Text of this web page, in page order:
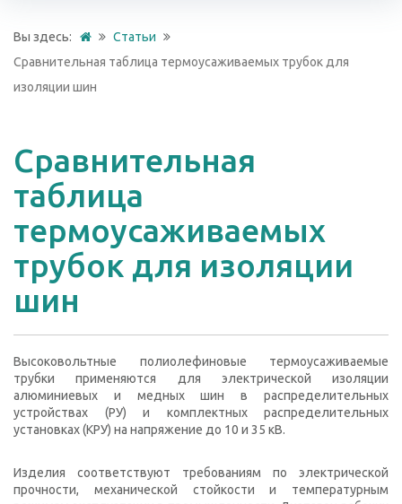
Вы здесь:
Статьи
Сравнительная таблица термоусаживаемых трубок для
изоляции шин
Сравнительная
таблица
термоусаживаемых
трубок для изоляции
шин
Высоковольтные полиолефиновые термоусаживаемые
трубки применяются для электрической изоляции
алюминиевых и медных шин в распределительных
устройствах (РУ) и комплектных распределительных
установках (КРУ) на напряжение до 10 и 35 кВ.
Изделия соответствуют требованиям по электрической
прочности, механической стойкости и температурным